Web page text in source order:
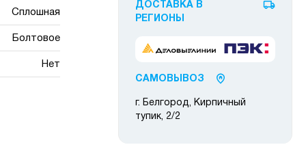
Сплошная
Болтовое
Нет
ДОСТАВКА В
РЕГИОНЫ
САМОВЫВОЗ
г. Белгород, Кирпичный
тупик, 2/2